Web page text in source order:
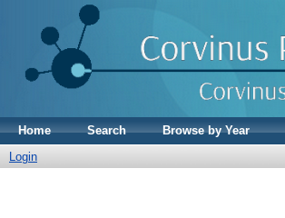
Home Search Browse by Year
Login